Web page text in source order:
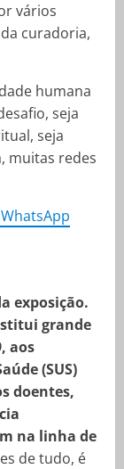
vários
curadoria,
humana
seja
seja
muitas redes
exposição.
grande
aos
(SUS)
doentes,
na linha de
de tudo, é